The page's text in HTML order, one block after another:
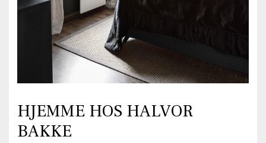
HJEMME HOS HALVOR
BAKKE